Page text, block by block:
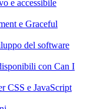
e accessibile
e Graceful
del software
con Can I
CSS e JavaScript